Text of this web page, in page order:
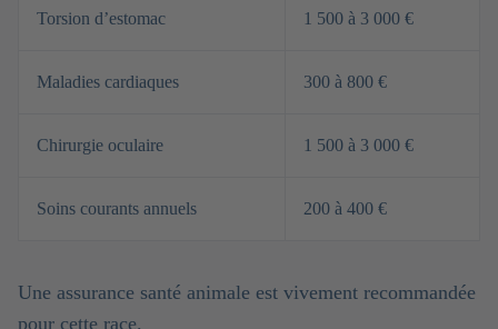
Torsion d’estomac 1 500 à 3 000 €
Maladies cardiaques 300 à 800 €
Chirurgie oculaire 1 500 à 3 000 €
Soins courants annuels 200 à 400 €
Une assurance santé animale est vivement recommandée
pour cette race.